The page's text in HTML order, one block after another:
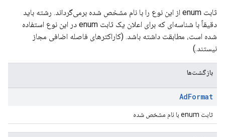
ثابت enum از این نوع را با نام مشخص شده برمی‌گرداند. رشته باید
دقیقاً با شناسه‌ای که برای اعلان یک ثابت enum در این نوع استفاده
شده است، مطابقت داشته باشد. (کاراکترهای فاصله اضافی مجاز
نیستند.)
بازگشت‌ها
AdFormat
ثابت enum با نام مشخص شده